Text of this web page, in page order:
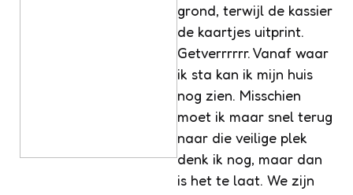
grond, terwijl de kassier
de kaartjes uitprint.
Getverrrrrr. Vanaf waar
ik sta kan ik mijn huis
nog zien. Misschien
moet ik maar snel terug
naar die veilige plek
denk ik nog, maar dan
is het te laat. We zijn